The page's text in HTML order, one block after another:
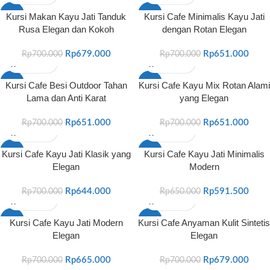
-3%
Kursi Makan Kayu Jati Tanduk
Rusa Elegan dan Kokoh
Rp700.000 Rp679.000
-7%
Kursi Cafe Minimalis Kayu Jati
dengan Rotan Elegan
Rp700.000 Rp651.000
-7%
Kursi Cafe Besi Outdoor Tahan
Lama dan Anti Karat
Rp700.000 Rp651.000
-7%
Kursi Cafe Kayu Mix Rotan Alami
yang Elegan
Rp700.000 Rp651.000
-8%
Kursi Cafe Kayu Jati Klasik yang
Elegan
Rp700.000 Rp644.000
-9%
Kursi Cafe Kayu Jati Minimalis
Modern
Rp650.000 Rp591.500
-5%
Kursi Cafe Kayu Jati Modern
Elegan
Rp700.000 Rp665.000
-3%
Kursi Cafe Anyaman Kulit Sintetis
Elegan
Rp700.000 Rp679.000